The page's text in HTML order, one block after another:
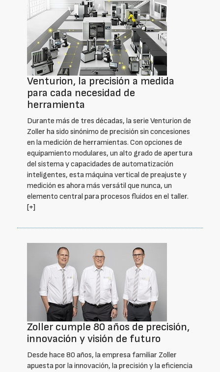
Venturion, la precisión a medida
para cada necesidad de
herramienta
Durante más de tres décadas, la serie Venturion de
Zoller ha sido sinónimo de precisión sin concesiones
en la medición de herramientas. Con opciones de
equipamiento modulares, un alto grado de apertura
del sistema y capacidades de automatización
inteligentes, esta máquina vertical de preajuste y
medición es ahora más versátil que nunca, un
elemento central para procesos fluidos en el taller.
[+]
Zoller cumple 80 años de precisión,
innovación y visión de futuro
Desde hace 80 años, la empresa familiar Zoller
apuesta por la innovación, la precisión y la eficiencia